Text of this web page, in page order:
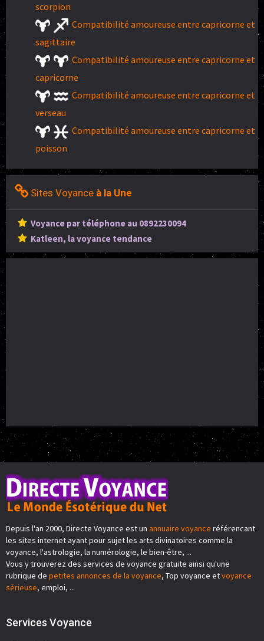
scorpion
Compatibilité amoureuse entre capricorne et
sagittaire
Compatibilité amoureuse entre capricorne et
capricorne
Compatibilité amoureuse entre capricorne et
verseau
Compatibilité amoureuse entre capricorne et
poisson
Sites Voyance à la Une
Voyance par téléphone au 0892230094
Katleen, la voyance tendance
Depuis l'an 2000, Directe Voyance est un annuaire voyance référencant
les sites internet ayant pour sujet les arts divinatoires comme la
voyance, l'astrologie, la numérologie, le bien-être, ...
Vous y trouverez des services de voyance gratuite ainsi qu'une
rubrique de petites annonces de la voyance, Top voyance etvoyance
sérieuse, emploi, ...
Services Voyance